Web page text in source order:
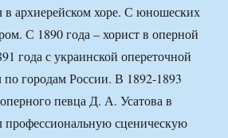
архиерейском хоре. С юношеских
С 1890 года – хорист в оперной
года с украинской опереточной
по городам России. В 1892-1893
певца Д. А. Усатова в
профессиональную сценическую